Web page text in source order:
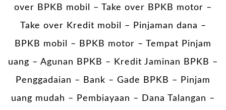
over BPKB mobil – Take over BPKB motor –
Take over Kredit mobil – Pinjaman dana –
BPKB mobil – BPKB motor – Tempat Pinjam
uang – Agunan BPKB – Kredit Jaminan BPKB –
Penggadaian – Bank – Gade BPKB – Pinjam
uang mudah – Pembiayaan – Dana Talangan –